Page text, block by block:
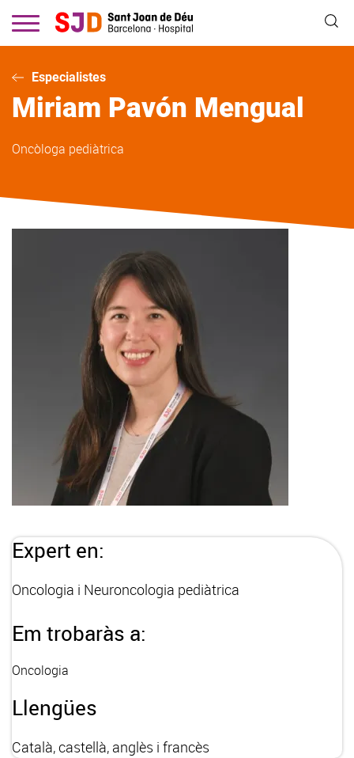
contingut
Especialistes
Miriam Pavón Mengual
Oncòloga pediàtrica
Expert en:
Oncologia i Neuroncologia pediàtrica
Em trobaràs a:
Oncologia
Llengües
Català, castellà, anglès i francès